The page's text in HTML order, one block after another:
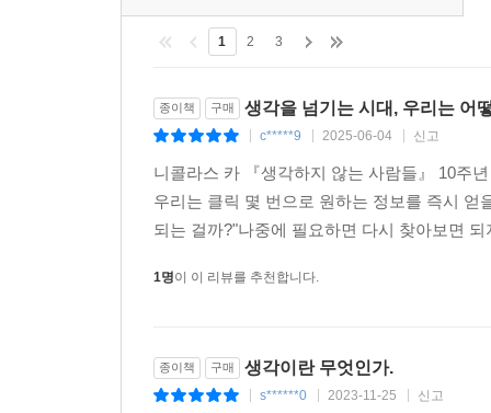
1 2 3
종이책 구매 생각을 넘기는 시대, 우리는 어
c*****9 2025-06-04 신고
니콜라스 카 『생각하지 않는 사람들』 10주
우리는 클릭 몇 번으로 원하는 정보를 즉시 얻
되는 걸까?"나중에 필요하면 다시 찾아보면
1명이 이 리뷰를 추천합니다.
종이책 구매 생각이란 무엇인가.
s******0 2023-11-25 신고